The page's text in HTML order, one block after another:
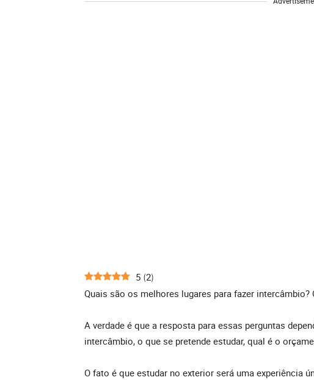
5 (2)
Quais são os melhores lugares para fazer
A verdade é que a resposta para essas perguntas
intercâmbio, o que se pretende estudar, qual é o
O fato é que estudar no exterior será uma experiência